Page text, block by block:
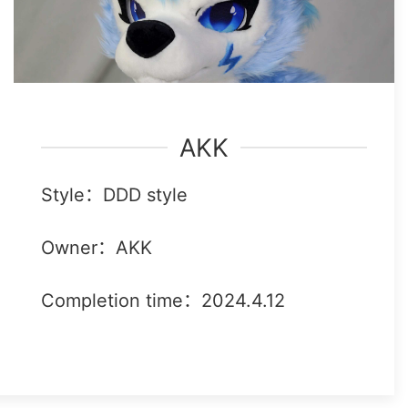
AKK
Style：DDD style
Owner：AKK
Completion time：2024.4.12